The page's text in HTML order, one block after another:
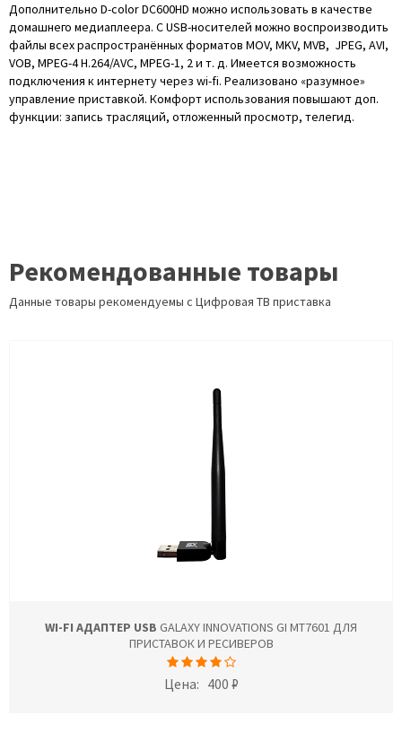
Дополнительно D-color DC600HD можно использовать в качестве
домашнего медиаплеера. С USB-носителей можно воспроизводить
файлы всех распространённых форматов MOV, MKV, MVB, JPEG, AVI,
VOB, MPEG-4 H.264/AVC, MPEG-1, 2 и т. д. Имеется возможность
подключения к интернету через wi-fi. Реализовано «разумное»
управление приставкой. Комфорт использования повышают доп.
функции: запись трасляций, отложенный просмотр, телегид.
Рекомендованные товары
Данные товары рекомендуемы с Цифровая ТВ приставка
WI-FI АДАПТЕР USB GALAXY INNOVATIONS GI MT7601 ДЛЯ
ПРИСТАВОК И РЕСИВЕРОВ
Цена: 400 ₽